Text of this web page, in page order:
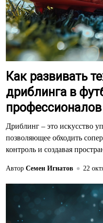
Как развивать
дриблинга в
профессионалов
Дриблинг – это искусство
позволяющее обходить
контроль и создавая
Автор Семен Игнатов 22